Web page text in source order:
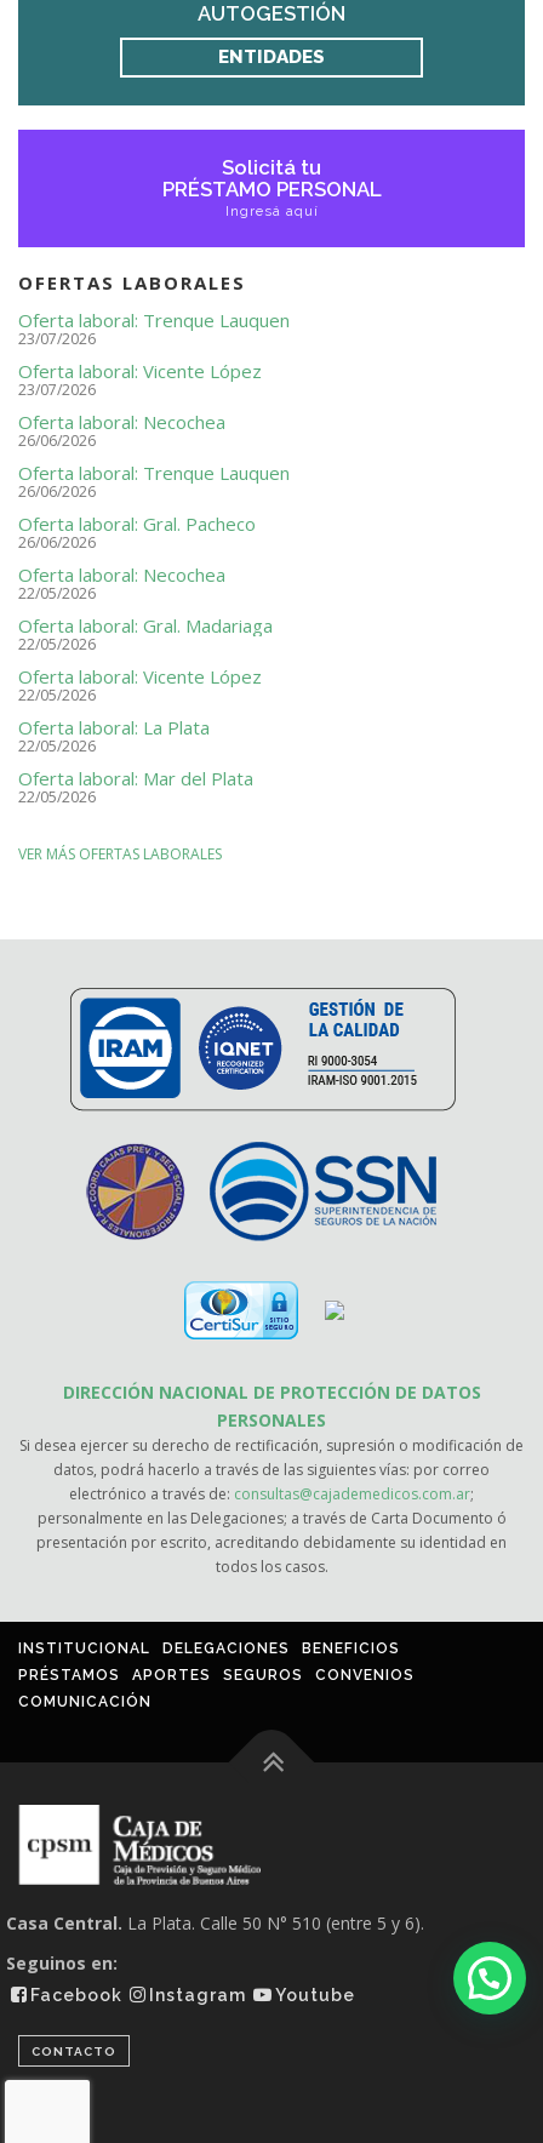
AUTOGESTIÓN
ENTIDADES
Solicitá tu
PRÉSTAMO PERSONAL
Ingresá aquí
OFERTAS LABORALES
Oferta laboral: Trenque Lauquen
23/07/2026
Oferta laboral: Vicente López
23/07/2026
Oferta laboral: Necochea
26/06/2026
Oferta laboral: Trenque Lauquen
26/06/2026
Oferta laboral: Gral. Pacheco
26/06/2026
Oferta laboral: Necochea
22/05/2026
Oferta laboral: Gral. Madariaga
22/05/2026
Oferta laboral: Vicente López
22/05/2026
Oferta laboral: La Plata
22/05/2026
Oferta laboral: Mar del Plata
22/05/2026
VER MÁS OFERTAS LABORALES
DIRECCIÓN NACIONAL DE PROTECCIÓN DE DATOS
PERSONALES
Si desea ejercer su derecho de rectificación, supresión o modificación de
datos, podrá hacerlo a través de las siguientes vías: por correo
electrónico a través de: consultas@cajademedicos.com.ar;
personalmente en las Delegaciones; a través de Carta Documento ó
presentación por escrito, acreditando debidamente su identidad en
todos los casos.
INSTITUCIONAL DELEGACIONES
BENEFICIOS
PRÉSTAMOS
APORTES SEGUROS
CONVENIOS
COMUNICACIÓN
Casa Central. La Plata. Calle 50 N° 510 (entre 5 y 6).
Seguinos en:
Facebook Instagram Youtube
CONTACTO